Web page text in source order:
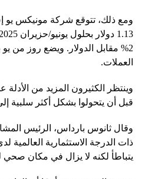
ومع ذلك، تتوقع شركة مونيكس يو
2% مقابل الدولار. ويضع روز من
العملات.
وينتظر الكثيرون المزيد من الأدلة
قبل أن يتحولوا بشكل أكثر سلبية
وقال ثانوس بارداس، الرئيس
ذات الدرجة الاستثمارية العالمية
يتباطأ لكنه لا يزال في مكان صحي